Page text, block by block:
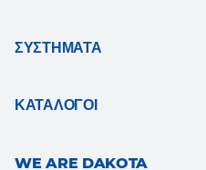
Κήπος, βεράντα και
ΣΥΣΤΉΜΑΤΑ
ΚΑΤΆΛΟΓΟΙ
WE ARE DAKOTA